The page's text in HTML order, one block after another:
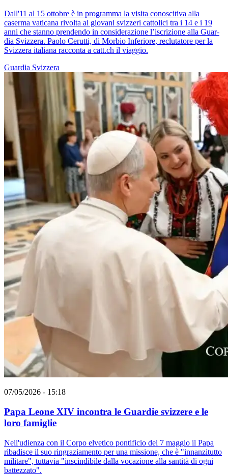
Dall'11 al 15 ottobre è in programma la visita conoscitiva alla
caserma vaticana rivolta ai giovani svizzeri cattolici tra i 14 e i 19
anni che stanno prendendo in considerazione l’iscrizione alla Guar­
dia Svizzera. Paolo Cerutti, di Morbio Inferiore, reclutatore per la
Svizzera italiana racconta a catt.ch il viaggio.
Guardia Svizzera
07/05/2026 - 15:18
Papa Leone XIV incontra le Guardie svizzere e le
loro famiglie
Nell'udienza con il Corpo elvetico pontificio del 7 maggio il Papa
ribadisce il suo ringraziamento per una missione, che è "innanzitutto
militare", tuttavia "inscindibile dalla vocazione alla santità di ogni
battezzato".